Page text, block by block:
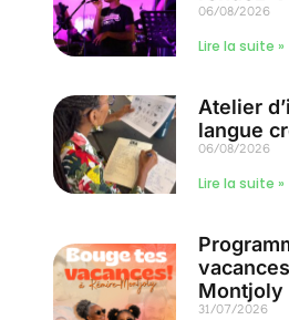
06/08/2026
Lire la suite »
Atelier
langue
06/08/2026
Lire la suite »
Montjoly
31/07/2026